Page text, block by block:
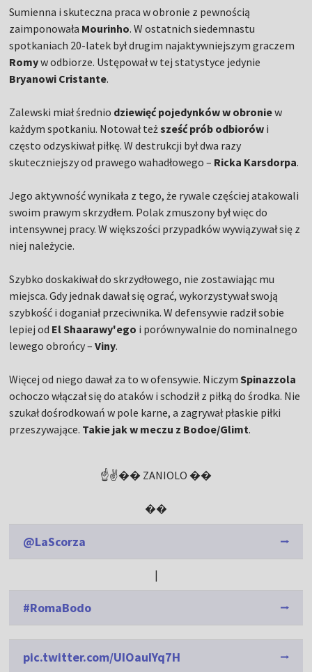
Sumienna i skuteczna praca w obronie z pewnością
zaimponowała Mourinho. W ostatnich siedemnastu
spotkaniach 20-latek był drugim najaktywniejszym graczem
Romyw odbiorze. Ustępował w tej statystyce jedynie
Bryanowi Cristante.
Zalewski miał średnio dziewięć pojedynków w obroniew
każdym spotkaniu. Notował teższeść prób odbiorów i
często odzyskiwał piłkę. W destrukcji był dwa razy
skuteczniejszy od prawego wahadłowego – Ricka Karsdorpa.
Jego aktywność wynikała z tego, że rywale częściej atakowali
swoim prawym skrzydłem. Polak zmuszony był więc do
intensywnej pracy. W większości przypadków wywiązywał się z
niej należycie.
Szybko doskakiwał do skrzydłowego, nie zostawiając mu
miejsca. Gdy jednak dawał się ograć, wykorzystywał swoją
szybkość i doganiał przeciwnika. W defensywie radził sobie
lepiej od El Shaarawy'ego i porównywalnie do nominalnego
lewego obrońcy – Viny.
Więcej od niego dawał za to w ofensywie. NiczymSpinazzola
ochoczo włączał się do ataków i schodził z piłką do środka. Nie
szukał dośrodkowań w pole karne, a zagrywał płaskie piłki
przeszywające. Takie jak w meczu z Bodoe/Glimt.
☝️✌️�� ZANIOLO ��
��️
@LaScorza
|
#RomaBodo
pic.twitter.com/UIOauIYq7H